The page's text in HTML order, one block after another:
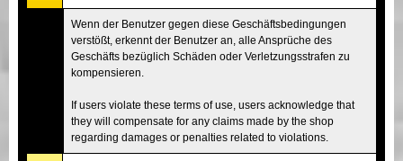
Wenn der Benutzer gegen diese Geschäftsbedingungen
verstößt, erkennt der Benutzer an, alle Ansprüche des
Geschäfts bezüglich Schäden oder Verletzungsstrafen zu
kompensieren.
If users violate these terms of use, users acknowledge that
they will compensate for any claims made by the shop
regarding damages or penalties related to violations.